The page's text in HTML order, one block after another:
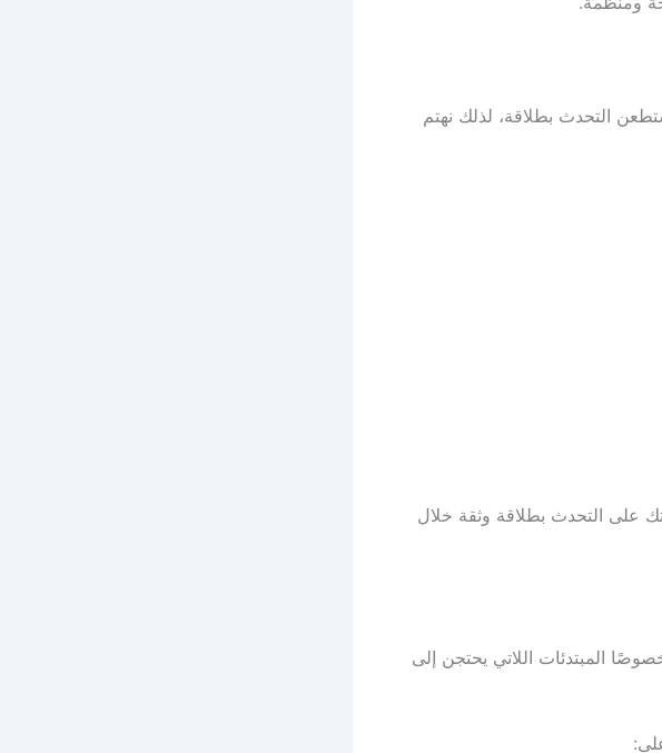
التحدث بطلاقة، لذلك نهتم
على التحدث بطلاقة وثقة خلال
المبتدئات اللاتي يحتجن إلى